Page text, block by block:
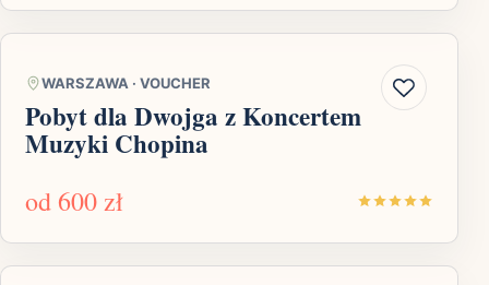
WARSZAWA · VOUCHER
Pobyt dla Dwojga z Koncertem
Muzyki Chopina
od600 zł